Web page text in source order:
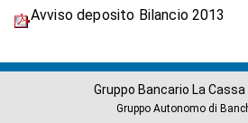
Avviso deposito Bilancio 2013
Gruppo Bancario La Cassa
Gruppo Autonomo di